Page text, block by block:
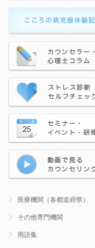
医療機関（各都道府県）
その他専門機関
用語集